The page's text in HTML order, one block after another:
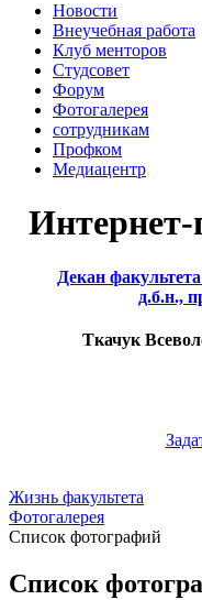
Новости
Внеучебная работа
Клуб менторов
Студсовет
Форум
Фотогалерея
сотрудникам
Профком
Медиацентр
Интернет-
Декан
д.б.н.,
Ткачук
Жизнь факультета
Фотогалерея
Список фотографий
Список